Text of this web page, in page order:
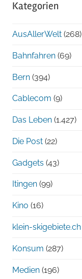
chronologisch
Kategorien
AusAllerWelt (268)
Bahnfahren (69)
Bern (394)
Cablecom (9)
Das Leben (1.427)
Die Post (22)
Gadgets (43)
Itingen (99)
Kino (16)
klein-skigebiete.ch
Konsum (287)
Medien (196)